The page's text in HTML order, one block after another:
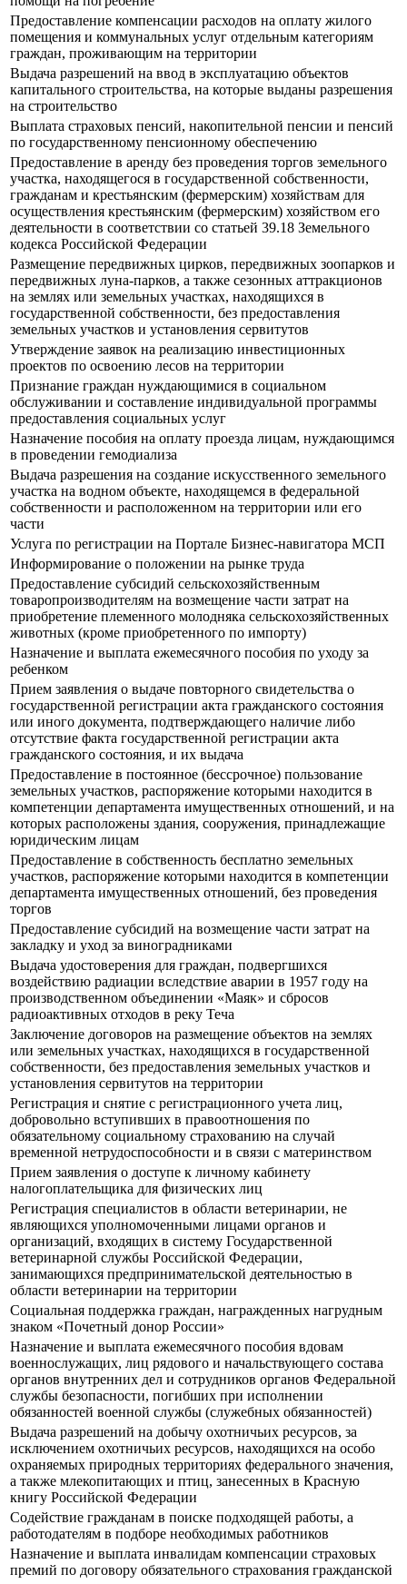
Предоставление компенсации расходов на оплату жилого
помещения и коммунальных услуг отдельным категориям
граждан, проживающим на территории
Выдача разрешений на ввод в эксплуатацию объектов
капитального строительства, на которые выданы разрешения
на строительство
Выплата страховых пенсий, накопительной пенсии и пенсий
по государственному пенсионному обеспечению
Предоставление в аренду без проведения торгов земельного
участка, находящегося в государственной собственности,
гражданам и крестьянским (фермерским) хозяйствам для
осуществления крестьянским (фермерским) хозяйством его
деятельности в соответствии со статьей 39.18 Земельного
кодекса Российской Федерации
Размещение передвижных цирков, передвижных зоопарков и
передвижных луна-парков, а также сезонных аттракционов
на землях или земельных участках, находящихся в
государственной собственности, без предоставления
земельных участков и установления сервитутов
Утверждение заявок на реализацию инвестиционных
проектов по освоению лесов на территории
Признание граждан нуждающимися в социальном
обслуживании и составление индивидуальной программы
предоставления социальных услуг
Назначение пособия на оплату проезда лицам, нуждающимся
в проведении гемодиализа
Выдача разрешения на создание искусственного земельного
участка на водном объекте, находящемся в федеральной
собственности и расположенном на территории или его
части
Услуга по регистрации на Портале Бизнес-навигатора МСП
Информирование о положении на рынке труда
Предоставление субсидий сельскохозяйственным
товаропроизводителям на возмещение части затрат на
приобретение племенного молодняка сельскохозяйственных
животных (кроме приобретенного по импорту)
Назначение и выплата ежемесячного пособия по уходу за
ребенком
Прием заявления о выдаче повторного свидетельства о
государственной регистрации акта гражданского состояния
или иного документа, подтверждающего наличие либо
отсутствие факта государственной регистрации акта
гражданского состояния, и их выдача
Предоставление в постоянное (бессрочное) пользование
земельных участков, распоряжение которыми находится в
компетенции департамента имущественных отношений, и на
которых расположены здания, сооружения, принадлежащие
юридическим лицам
Предоставление в собственность бесплатно земельных
участков, распоряжение которыми находится в компетенции
департамента имущественных отношений, без проведения
торгов
Предоставление субсидий на возмещение части затрат на
закладку и уход за виноградниками
Выдача удостоверения для граждан, подвергшихся
воздействию радиации вследствие аварии в 1957 году на
производственном объединении «Маяк» и сбросов
радиоактивных отходов в реку Теча
Заключение договоров на размещение объектов на землях
или земельных участках, находящихся в государственной
собственности, без предоставления земельных участков и
установления сервитутов на территории
Регистрация и снятие с регистрационного учета лиц,
добровольно вступивших в правоотношения по
обязательному социальному страхованию на случай
временной нетрудоспособности и в связи с материнством
Прием заявления о доступе к личному кабинету
налогоплательщика для физических лиц
Регистрация специалистов в области ветеринарии, не
являющихся уполномоченными лицами органов и
организаций, входящих в систему Государственной
ветеринарной службы Российской Федерации,
занимающихся предпринимательской деятельностью в
области ветеринарии на территории
Социальная поддержка граждан, награжденных нагрудным
знаком «Почетный донор России»
Назначение и выплата ежемесячного пособия вдовам
военнослужащих, лиц рядового и начальствующего состава
органов внутренних дел и сотрудников органов Федеральной
службы безопасности, погибших при исполнении
обязанностей военной службы (служебных обязанностей)
Выдача разрешений на добычу охотничьих ресурсов, за
исключением охотничьих ресурсов, находящихся на особо
охраняемых природных территориях федерального значения,
а также млекопитающих и птиц, занесенных в Красную
книгу Российской Федерации
Содействие гражданам в поиске подходящей работы, а
работодателям в подборе необходимых работников
Назначение и выплата инвалидам компенсации страховых
премий по договору обязательного страхования гражданской